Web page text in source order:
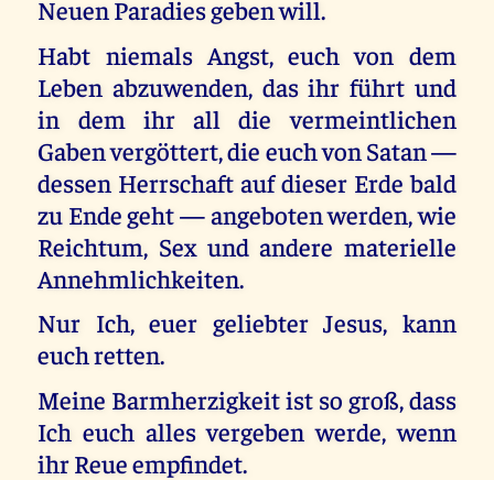
Neuen Paradies geben will.
Habt niemals Angst, euch von dem
Leben abzuwenden, das ihr führt und
in dem ihr all die vermeintlichen
Gaben vergöttert, die euch von Satan —
dessen Herrschaft auf dieser Erde bald
zu Ende geht — angeboten werden, wie
Reichtum, Sex und andere materielle
Annehmlichkeiten.
Nur Ich, euer geliebter Jesus, kann
euch retten.
Meine Barmherzigkeit ist so groß, dass
Ich euch alles vergeben werde, wenn
ihr Reue empfindet.